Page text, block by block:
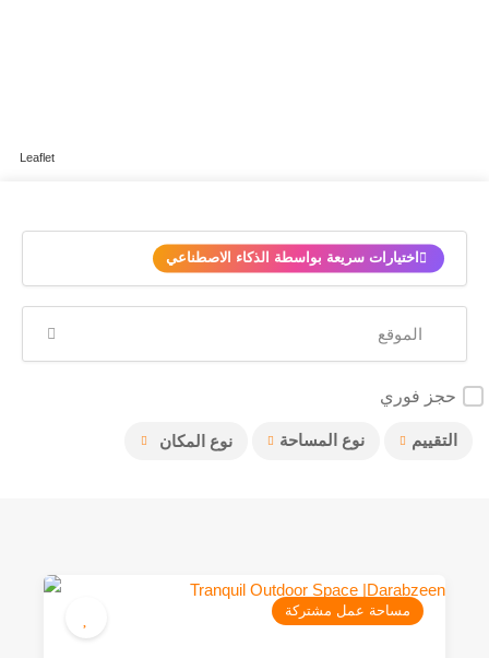
✨ اختيارات سريعة بواسطة الذكاء الاصطناعي
حجز فوري
نوع المكان التقييم نوع المساحة
مساحة عمل مشتركة
Leaflet